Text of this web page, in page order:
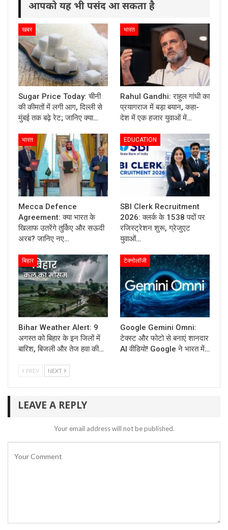
आपको यह भी पसंद आ सकता है
खबर
Sugar Price Today: चीनी
की कीमतों में लगी आग, दिल्ली से
मुंबई तक बढ़े रेट; जानिए क्या…
भारत
Rahul Gandhi: राहुल गांधी का
प्रयागराज में बड़ा बयान, कहा-
देश में एक हजार युवाओं में…
भारत
Mecca Defence
Agreement: क्या भारत के
खिलाफ उतरेंगे तुर्किए और सऊदी
अरब? जानिए नए…
EDUCATION
SBI Clerk Recruitment
2026: क्लर्क के 1538 पदों पर
रजिस्ट्रेशन शुरू, ग्रेजुएट
युवाओं…
बिहार
Bihar Weather Alert: 9
अगस्त को बिहार के इन जिलों में
बारिश, बिजली और तेज हवा की…
टेक्नोलॉजी
Google Gemini Omni:
टेक्स्ट और फोटो से बनाएं शानदार
AI वीडियो! Google ने भारत में…
PREV NEXT
LEAVE A REPLY
Your email address will not be published.